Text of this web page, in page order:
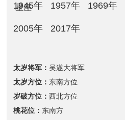
星座
1945年 1957年 1969年
2005年 2017年
太岁将军：吴遂大将军
太岁方位： 东南方位
岁破方位：西北方位
桃花位： 东南方